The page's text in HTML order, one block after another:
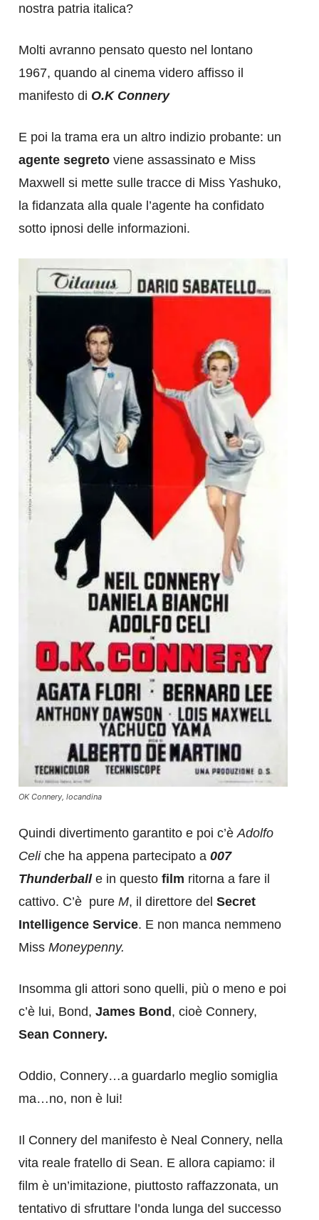
nostra patria italica?
Molti avranno pensato questo nel lontano
1967, quando al cinema videro affisso il
manifesto di O.K Connery
E poi la trama era un altro indizio probante: un
agente segreto viene assassinato e Miss
Maxwell si mette sulle tracce di Miss Yashuko,
la fidanzata alla quale l’agente ha confidato
sotto ipnosi delle informazioni.
OK Connery, locandina
Quindi divertimento garantito e poi c’èAdolfo
Celiche ha appena partecipato a 007
Thunderballe in questo film ritorna a fare il
cattivo. C’è pure M, il direttore del Secret
Intelligence Service. E non manca nemmeno
Miss Moneypenny.
Insomma gli attori sono quelli, più o meno e poi
c’è lui, Bond, James Bond , cioè Connery,
Sean Connery.
Oddio, Connery…a guardarlo meglio somiglia
ma…no, non è lui!
Il Connery del manifesto è Neal Connery, nella
vita reale fratello di Sean. E allora capiamo: il
film è un’imitazione, piuttosto raffazzonata, un
tentativo di sfruttare l’onda lunga del successo